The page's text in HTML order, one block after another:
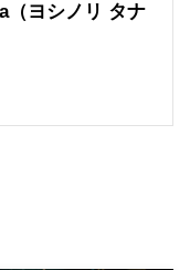
（ヨシノリ タナ